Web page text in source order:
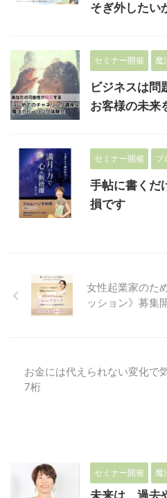
そぎ外したい
セミナー開催 魔
ビジネスは問
お客様の未来
セミナー開催 ブ
手帖に書くだ
損です
女性起業家のた
ッション》募集
お金には代えられない変化で
7桁
セミナー開催 魔
未来は、過去